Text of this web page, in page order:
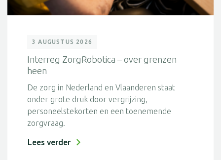
3 AUGUSTUS 2026
Interreg ZorgRobotica – over grenzen
heen
De zorg in Nederland en Vlaanderen staat
onder grote druk door vergrijzing,
personeelstekorten en een toenemende
zorgvraag.
Lees verder